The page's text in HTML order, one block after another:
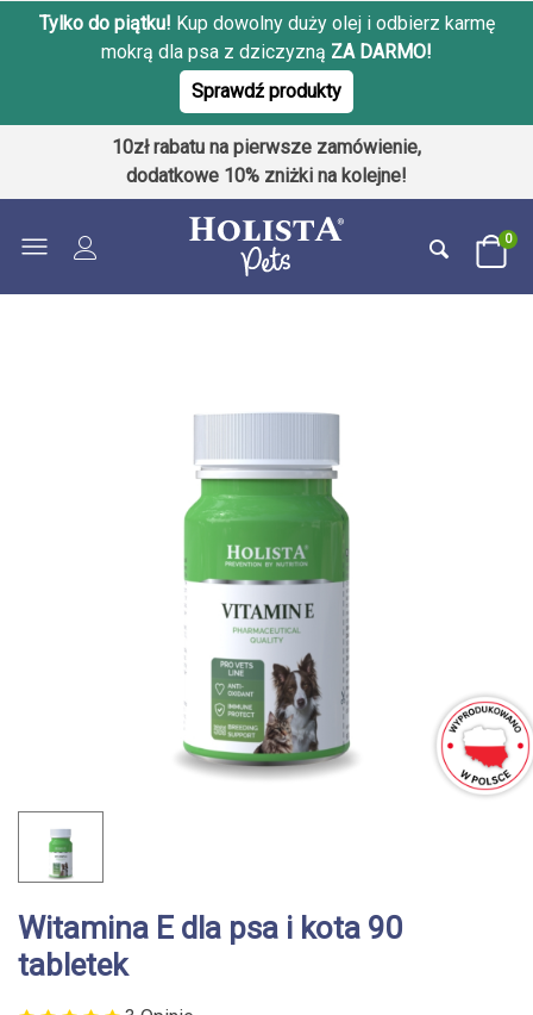
Tylko do piątku! Kup dowolny duży olej i odbierz karmę
mokrą dla psa z dziczyzną ZA DARMO!
Sprawdź produkty
10zł rabatu na pierwsze zamówienie,
dodatkowe 10% zniżki na kolejne!
0
Witamina E dla psa i kota 90
tabletek